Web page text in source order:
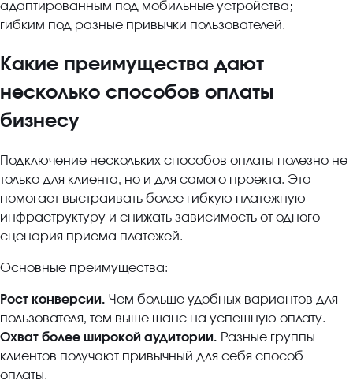
адаптированным под мобильные устройства;
гибким под разные привычки пользователей.
Какие преимущества дают
несколько способов оплаты
бизнесу
Подключение нескольких способов оплаты полезно не
только для клиента, но и для самого проекта. Это
помогает выстраивать более гибкую платежную
инфраструктуру и снижать зависимость от одного
сценария приема платежей.
Основные преимущества:
Рост конверсии. Чем больше удобных вариантов для
пользователя, тем выше шанс на успешную оплату.
Охват более широкой аудитории. Разные группы
клиентов получают привычный для себя способ
оплаты.